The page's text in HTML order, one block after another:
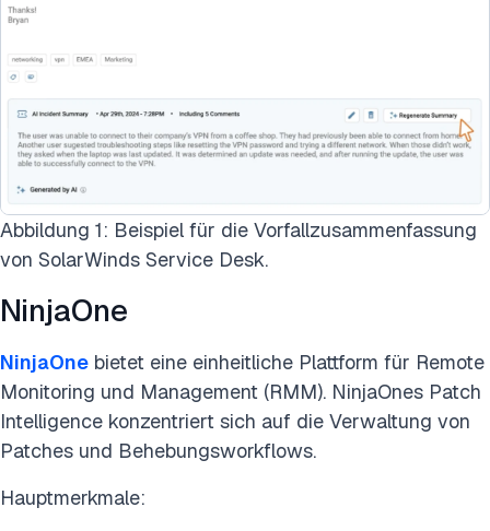
Abbildung 1: Beispiel für die Vorfallzusammenfassung
von SolarWinds Service Desk.
NinjaOne
NinjaOne bietet eine einheitliche Plattform für Remote
Monitoring und Management (RMM). NinjaOnes Patch
Intelligence konzentriert sich auf die Verwaltung von
Patches und Behebungsworkflows.
Hauptmerkmale: